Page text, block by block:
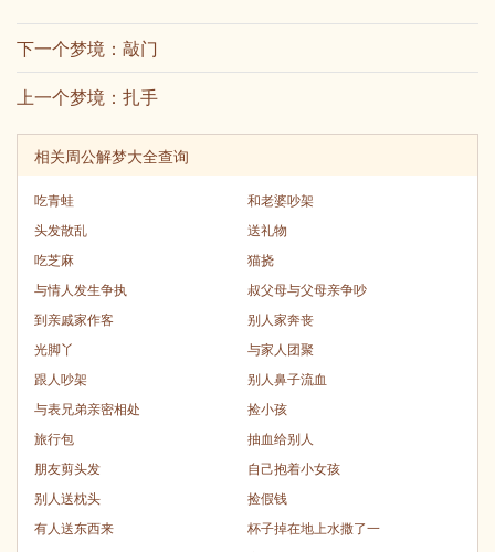
下一个梦境： 敲门
上一个梦境： 扎手
相关周公解梦大全查询
吃青蛙
和老婆吵架
头发散乱
送礼物
吃芝麻
猫挠
与情人发生争执
叔父母与父母亲争吵
到亲戚家作客
别人家奔丧
光脚丫
与家人团聚
跟人吵架
别人鼻子流血
与表兄弟亲密相处
捡小孩
旅行包
抽血给别人
朋友剪头发
自己抱着小女孩
别人送枕头
捡假钱
有人送东西来
杯子掉在地上水撒了一